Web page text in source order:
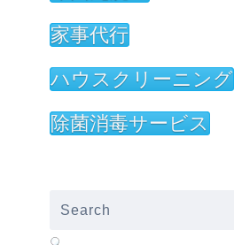
家事代行
ハウスクリーニング
除菌消毒サービス